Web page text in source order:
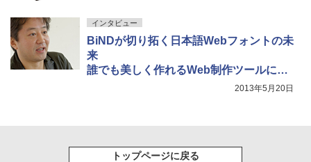
インタビュー
BiNDが切り拓く日本語Webフォントの未
来
誰でも美しく作れるWeb制作ツールに迫
2013年5月20日
トップページに戻る